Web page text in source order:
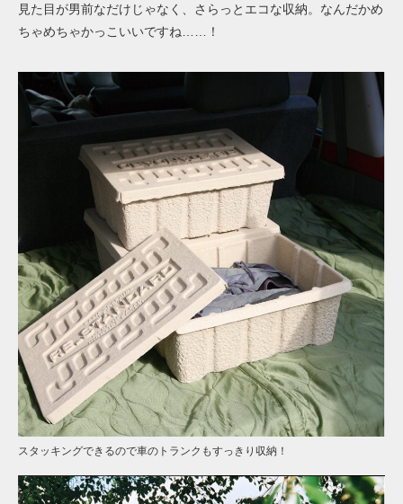
見た目が男前なだけじゃなく、さらっとエコな収納。なんだかめ
ちゃめちゃかっこいいですね……！
スタッキングできるので車のトランクもすっきり収納！